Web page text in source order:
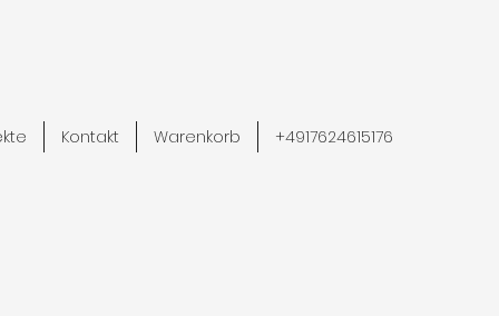
Kontakt Warenkorb +4917624615176